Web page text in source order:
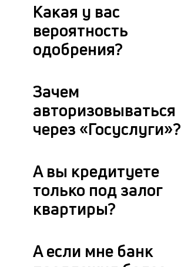
Какая у вас
вероятность
одобрения?
Зачем
авторизовываться
через «Госуслуги»?
А вы кредитуете
только под залог
квартиры?
А если мне банк